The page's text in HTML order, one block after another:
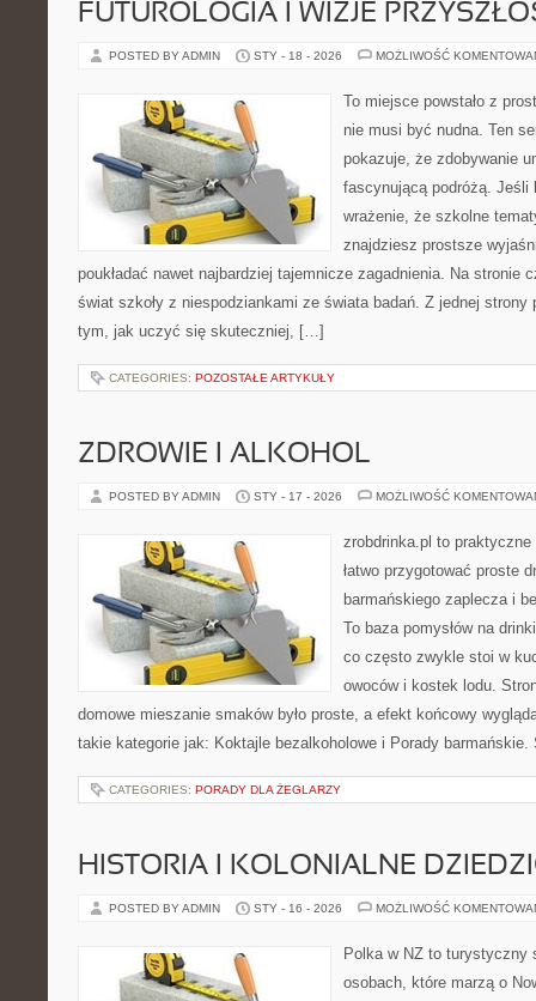
FUTUROLOGIA I WIZJE
POSTED BY ADMIN STY - 18 - 2026 MOŻLIWOŚĆ
To miejsce powstało z
nie musi być nudna. Ten
pokazuje, że zdobywanie
fascynującą podróżą. Jeśli
wrażenie, że szkolne
znajdziesz prostsze
poukładać nawet najbardziej tajemnicze zagadnienia. Na stronie
świat szkoły z niespodziankami ze świata badań. Z jednej strony
tym, jak uczyć się skuteczniej, […]
CATEGORIES: POZOSTAŁE ARTYKUŁY
ZDROWIE I ALKOHOL
POSTED BY ADMIN STY - 17 - 2026 MOŻLIWOŚĆ
zrobdrinka.pl to
łatwo przygotować proste
barmańskiego zaplecza i
To baza pomysłów na
co często zwykle stoi w
owoców i kostek lodu.
domowe mieszanie smaków było proste, a efekt końcowy
takie kategorie jak: Koktajle bezalkoholowe i Porady
CATEGORIES: PORADY DLA ŻEGLARZY
HISTORIA I KOLONIALNE
POSTED BY ADMIN STY - 16 - 2026 MOŻLIWOŚĆ
Polka w NZ to turystyczny
osobach, które marzą o